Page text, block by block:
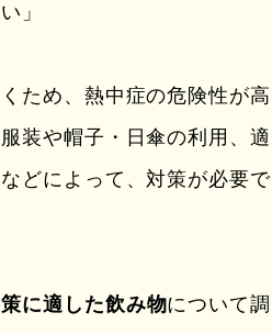
」
ため、熱中症の危険性が高
装や帽子・日傘の利用、適
どによって、対策が必要で
に適した飲み物について調